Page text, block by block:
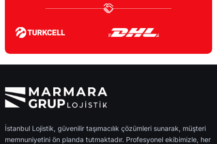
İstanbul Lojistik, güvenilir taşımacılık çözümleri sunarak, müşteri
memnuniyetini ön planda tutmaktadır. Profesyonel ekibimizle, her